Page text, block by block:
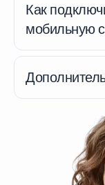
Как
мобильную